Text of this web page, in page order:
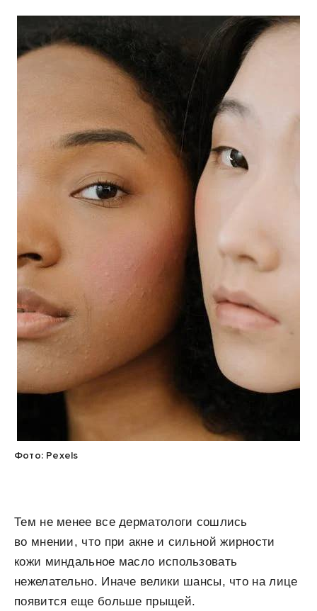
Фото: Pexels
Тем не менее все дерматологи сошлись
во мнении, что при акне и сильной жирности
кожи миндальное масло использовать
нежелательно. Иначе велики шансы, что на лице
появится еще больше прыщей.